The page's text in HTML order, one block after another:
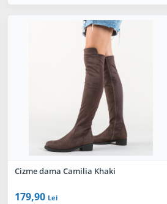
Cizme dama Camilia Khaki
179,90 Lei